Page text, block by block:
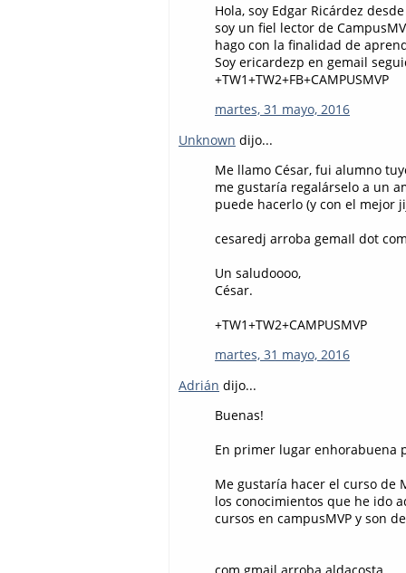
Hola, soy Edgar Ricárdez
soy un fiel lector de
hago con la finalidad de
Soy ericardezp en gemail
+TW1+TW2+FB+CAMPUSMVP
martes, 31 mayo, 2016
Unknown dijo...
Me llamo César, fui alumno
me gustaría regalárselo a un
puede hacerlo (y con el mejor
cesaredj arroba gemaIl dot
Un saludoooo,
César.
+TW1+TW2+CAMPUSMVP
martes, 31 mayo, 2016
Adrián dijo...
Buenas!
En primer lugar enhorabuena
Me gustaría hacer el curso de
los conocimientos que he ido
cursos en campusMVP y son